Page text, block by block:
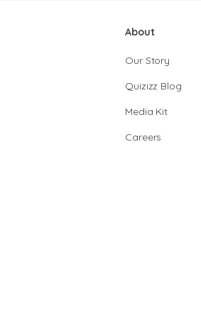
About
Our Story
Quizizz Blog
Media Kit
Careers